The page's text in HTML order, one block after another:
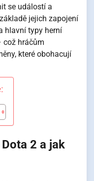
se událostí a
jejich zapojení
hlavní typy herní
což hráčům
které obohacují
2 a jak